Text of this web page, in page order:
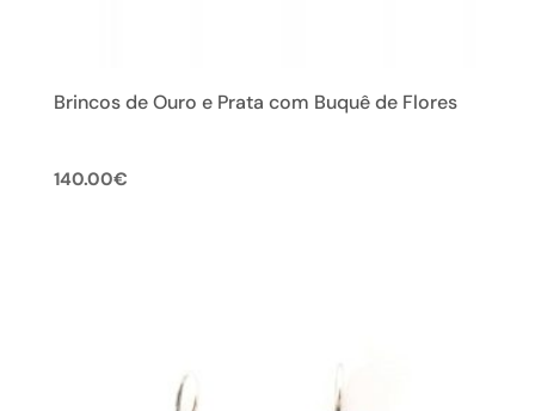
Brincos de Ouro e Prata com Buquê de Flores
140.00€